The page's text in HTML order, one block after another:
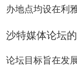
办地点均设在利
沙特媒体论坛
论坛目标旨在发